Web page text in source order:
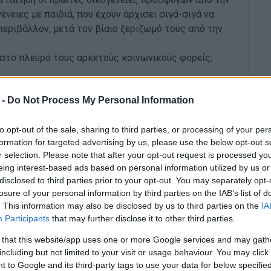
Do Not Process My Personal Information
opt-out of the sale, sharing to third parties, or processing of your
for targeted advertising by us, please use the below opt-out
selection. Please note that after your opt-out request is processed
interest-based ads based on personal information utilized by us
to third parties prior to your opt-out. You may separately
of your personal information by third parties on the IAB’s list of
This information may also be disclosed by us to third parties on the
Participants that may further disclose it to other third parties.
that this website/app uses one or more Google services and may
but not limited to your visit or usage behaviour. You may
to Google and its third-party tags to use your data for below
με παιδιά, που έχουν άρχισει σιγά-σιγά να
μετά τον βίαιο ξεριζωμό τους από την
πλευρό τους αρκετούς κοινωνικούς φορείς,
από αυτά στο δημοτικό και ένα στη
«Ε» ο Περιφερειακός Διευθυντής Εκπαίδευσης
για παιδιά που οι γονείς τους δήλωσαν ότι
της Κέρκυρας και η προσαρμογή τους γίνεται
έχουμε κάνει, σε συνεργασία με το Υπουργείο
η γλώσσα καθώς δεν μιλούν καθόλου ελληνικά,
μαζί τους στην αγγλική γλώσσα, εφόσον
μέρες ακόμα και στην πορεία θα φανεί πώς